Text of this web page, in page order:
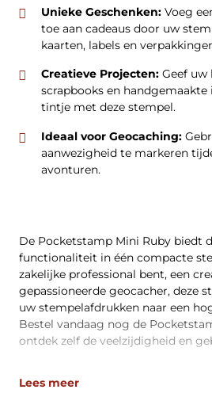
Unieke Geschenken: Voeg
toe aan cadeaus door uw
kaarten, labels en
Creatieve Projecten: Geef uw
scrapbooks en
tintje met deze stempel.
Ideaal voor Geocaching:
aanwezigheid te markeren
avonturen.
De Pocketstamp Mini Ruby biedt
functionaliteit in één compacte
zakelijke professional bent, een
gepassioneerde geocacher, deze
uw stempelafdrukken naar een
Bestel vandaag nog de
ontdek zelf de veelzijdigheid en
Lees meer